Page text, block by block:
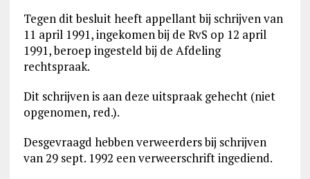
Tegen dit besluit heeft appellant bij schrijven van
11 april 1991, ingekomen bij de RvS op 12 april
1991, beroep ingesteld bij de Afdeling
rechtspraak.
Dit schrijven is aan deze uitspraak gehecht (niet
opgenomen, red.).
Desgevraagd hebben verweerders bij schrijven
van 29 sept. 1992 een verweerschrift ingediend.